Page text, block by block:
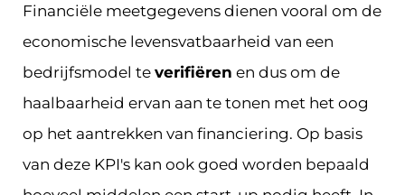
Financiële meetgegevens dienen vooral om de
economische levensvatbaarheid van een
bedrijfsmodel te verifiëren en dus om de
haalbaarheid ervan aan te tonen met het oog
op het aantrekken van financiering. Op basis
van deze KPI's kan ook goed worden bepaald